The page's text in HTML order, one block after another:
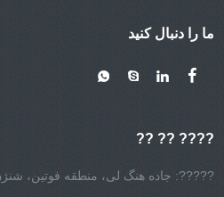
ما را دنبال کنید
???? ?? ??
?????: جاده هنگ لی، منطقه فوتین، شنژن 518028،